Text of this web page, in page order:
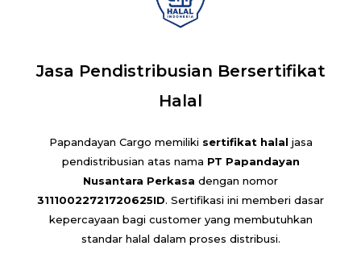
Jasa Pendistribusian Bersertifikat
Halal
Papandayan Cargo memiliki sertifikat halal jasa
pendistribusian atas nama PT Papandayan
Nusantara Perkasa dengan nomor
31110022721720625ID. Sertifikasi ini memberi dasar
kepercayaan bagi customer yang membutuhkan
standar halal dalam proses distribusi.